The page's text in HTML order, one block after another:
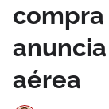
compra
aérea